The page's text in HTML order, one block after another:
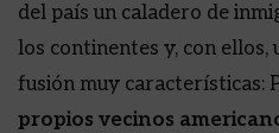
del país un caladero de
los continentes y, con ellos,
fusión muy características:
propios vecinos